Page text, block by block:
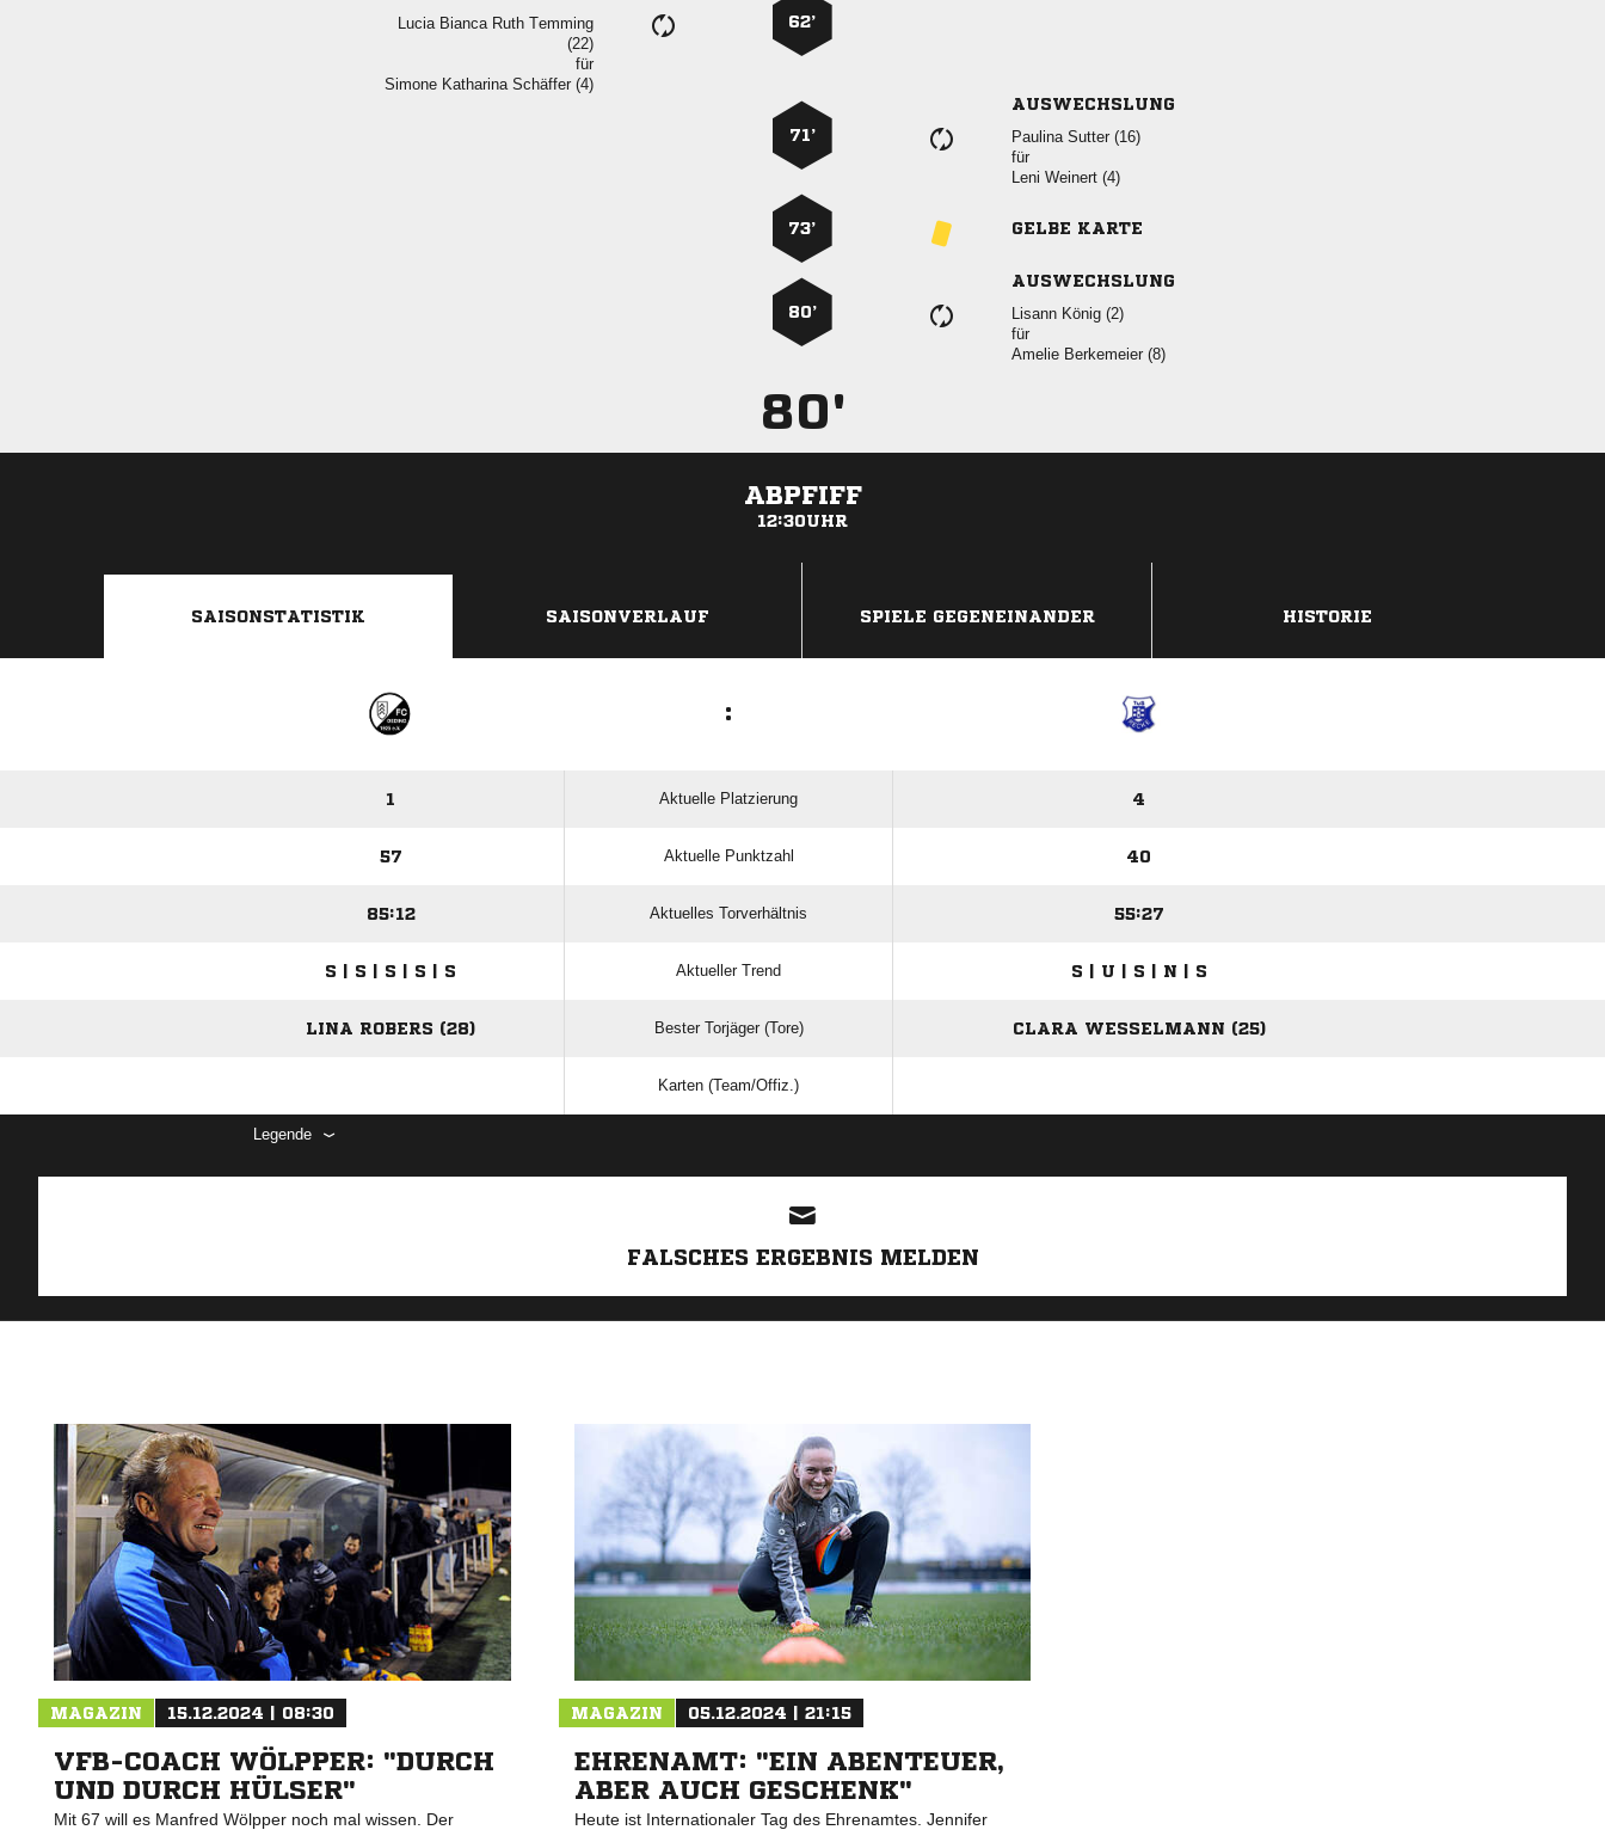
   

für
   
62’
71’
AUSWECHSLUNG
  
für
  
73’ GELBE KARTE
80’
AUSWECHSLUNG
  
für
  
80'
ABPFIFF
12:30UHR
SAISONSTATISTIK SAISONVERLAUF SPIELE GEGENEINANDER HISTORIE
:
1 Aktuelle Platzierung 4
57 Aktuelle Punktzahl 40
85:12 Aktuelles Torverhältnis 55:27
S | S | S | S | S Aktueller Trend S | U | S | N | S
LINA ROBERS (28) Bester Torjäger (Tore) CLARA WESSELMANN (25)
Karten (Team/Offiz.)
Legende
FALSCHES ERGEBNIS MELDEN
MAGAZIN 15.12.2024 | 08:30
VFB-COACH WÖLPPER: "DURCH
UND DURCH HÜLSER"
Mit 67 will es Manfred Wölpper noch mal wissen. Der
MAGAZIN 05.12.2024 | 21:15
EHRENAMT: "EIN ABENTEUER,
ABER AUCH GESCHENK"
Heute ist Internationaler Tag des Ehrenamtes. Jennifer